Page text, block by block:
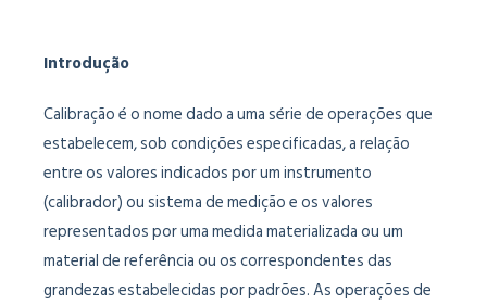
Introdução
Calibração é o nome dado a uma série de operações que
estabelecem, sob condições especificadas, a relação
entre os valores indicados por um instrumento
(calibrador) ou sistema de medição e os valores
representados por uma medida materializada ou um
material de referência ou os correspondentes das
grandezas estabelecidas por padrões. As operações de